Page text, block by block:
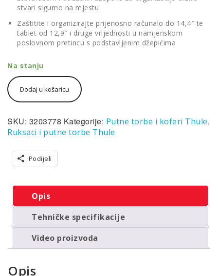
stvari sigurno na mjestu
Zaštitite i organizirajte prijenosno računalo do 14,4″ te
tablet od 12,9″ i druge vrijednosti u namjenskom
poslovnom pretincu s podstavljenim džepićima
Na stanju
Thule
Spira
Compact
On
Spinner
putna
torba
na
46cm/18"
crna
količina
Dodaj u košaricu
SKU: 3203778 Kategorije: Putne torbe i koferi Thule,
Ruksaci i putne torbe Thule
Podijeli
Opis
Tehničke specifikacije
Video proizvoda
Opis